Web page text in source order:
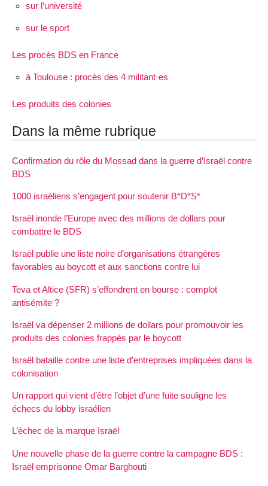
sur l’université
sur le sport
Les procès BDS en France
à Toulouse : procès des 4 militant·es
Les produits des colonies
Dans la même rubrique
Confirmation du rôle du Mossad dans la guerre d’Israël contre
BDS
1000 israéliens s’engagent pour soutenir B*D*S*
Israël inonde l’Europe avec des millions de dollars pour
combattre le BDS
Israël publie une liste noire d’organisations étrangères
favorables au boycott et aux sanctions contre lui
Teva et Altice (SFR) s’effondrent en bourse : complot
antisémite ?
Israël va dépenser 2 millions de dollars pour promouvoir les
produits des colonies frappés par le boycott
Israël bataille contre une liste d’entreprises impliquées dans la
colonisation
Un rapport qui vient d’être l’objet d’une fuite souligne les
échecs du lobby israélien
L’échec de la marque Israël
Une nouvelle phase de la guerre contre la campagne BDS :
Israël emprisonne Omar Barghouti